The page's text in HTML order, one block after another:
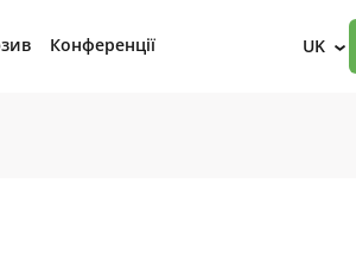
Конференції UK ›